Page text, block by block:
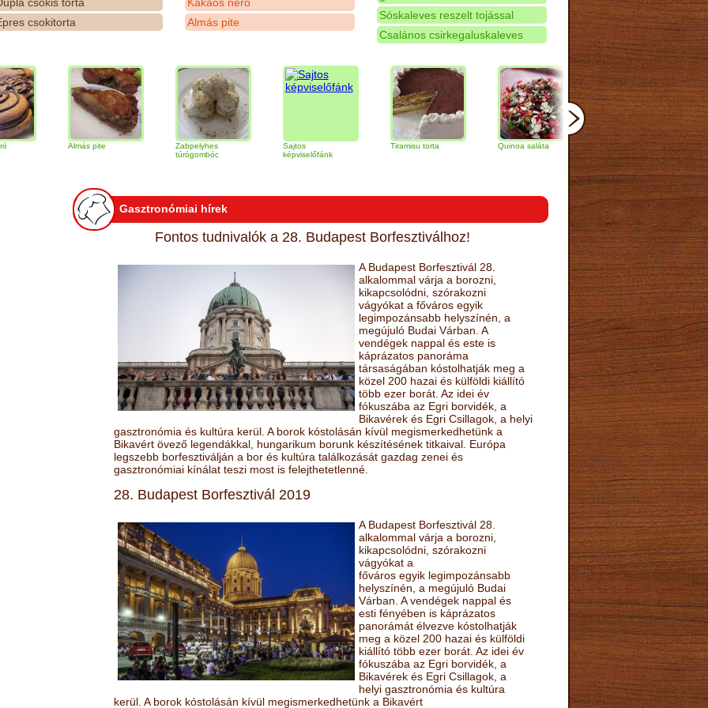
csokitorta
Almás pite
Sóskaleves reszelt tojással
Csalános csirkegaluskaleves
Zabpelyhes
túrógombóc
képviselőfánk
Tiramisu torta Quinoa saláta Mandulás kifli
narancs
Gasztronómiai hírek
Fontos tudnivalók a 28. Budapest Borfesztiválhoz!
A Budapest Borfesztivál 28.
alkalommal várja a borozni,
kikapcsolódni, szórakozni
vágyókat a főváros egyik
legimpozánsabb helyszínén, a
megújuló Budai Várban. A
vendégek nappal és este is
káprázatos panoráma
társaságában kóstolhatják meg a
közel 200 hazai és külföldi kiállító
több ezer borát. Az idei év
fókuszába az Egri borvidék, a
Bikavérek és Egri Csillagok, a helyi
gasztronómia és kultúra kerül. A borok kóstolásán kívül megismerkedhetünk a
Bikavért övező legendákkal, hungarikum borunk készítésének titkaival. Európa
legszebb borfesztiválján a bor és kultúra találkozását gazdag zenei és
gasztronómiai kínálat teszi most is felejthetetlenné.
28. Budapest Borfesztivál 2019
A Budapest Borfesztivál 28.
alkalommal várja a borozni,
kikapcsolódni, szórakozni
vágyókat a
főváros egyik legimpozánsabb
helyszínén, a megújuló Budai
Várban. A vendégek nappal és
esti fényében is káprázatos
panorámát élvezve kóstolhatják
meg a közel 200 hazai és külföldi
kiállító több ezer borát. Az idei év
fókuszába az Egri borvidék, a
Bikavérek és Egri Csillagok, a
helyi gasztronómia és kultúra
kerül. A borok kóstolásán kívül megismerkedhetünk a Bikavért